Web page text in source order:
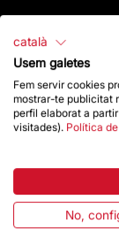
Preguntes
Atenció al
Normativa i
Agenda
català
Usem galetes
Fem servir cookies
mostrar-te publicitat
perfil elaborat a
visitades). Política
No,